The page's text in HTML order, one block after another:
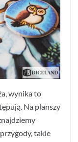
wynika to
Na planszy
takie